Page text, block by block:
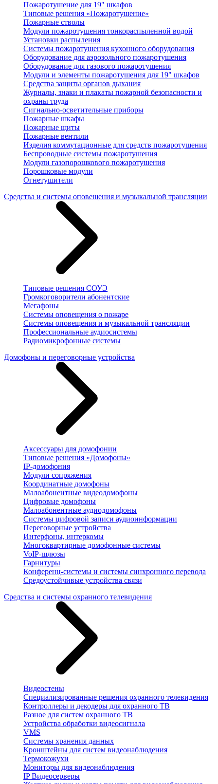
Пожаротушение для 19" шкафов
Типовые решения «Пожаротушение»
Пожарные стволы
Модули пожаротушения тонкораспыленной водой
Установки распыления
Системы пожаротушения кухонного оборудования
Оборудование для аэрозольного пожаротушения
Оборудование для газового пожаротушения
Модули и элементы пожаротушения для 19" шкафов
Средства защиты органов дыхания
Журналы, знаки и плакаты пожарной безопасности и
охраны труда
Сигнально-осветительные приборы
Пожарные шкафы
Пожарные щиты
Пожарные вентили
Изделия коммутационные для средств пожаротушения
Беспроводные системы пожаротушения
Модули газопорошкового пожаротушения
Порошковые модули
Огнетушители
Средства и системы оповещения и музыкальной трансляции
Типовые решения СОУЭ
Громкоговорители абонентские
Мегафоны
Системы оповещения о пожаре
Системы оповещения и музыкальной трансляции
Профессиональные аудиосистемы
Радиомикрофонные системы
Домофоны и переговорные устройства
Аксессуары для домофонии
Типовые решения «Домофоны»
IP-домофония
Модули сопряжения
Координатные домофоны
Малоабонентные видеодомофоны
Цифровые домофоны
Малоабонентные аудиодомофоны
Системы цифровой записи аудиоинформации
Переговорные устройства
Интерфоны, интеркомы
Многоквартирные домофонные системы
VoIP-шлюзы
Гарнитуры
Конференц-системы и системы синхронного перевода
Средоустойчивые устройства связи
Средства и системы охранного телевидения
Видеостены
Специализированные решения охранного телевидения
Контроллеры и декодеры для охранного ТВ
Разное для систем охранного ТВ
Устройства обработки видеосигнала
VMS
Системы хранения данных
Кронштейны для систем видеонаблюдения
Термокожухи
Мониторы для видеонаблюдения
IP Видеосерверы